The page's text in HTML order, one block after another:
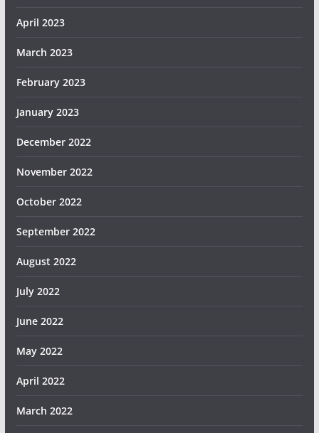
April 2023
March 2023
February 2023
January 2023
December 2022
November 2022
October 2022
September 2022
August 2022
July 2022
June 2022
May 2022
April 2022
March 2022